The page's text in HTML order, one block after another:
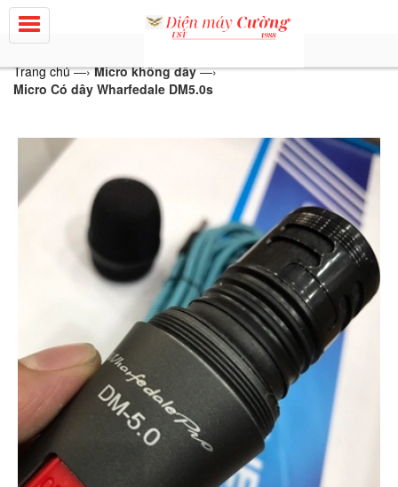
Trang chủ—› Micro không dây—›
Micro Có dây Wharfedale DM5.0s